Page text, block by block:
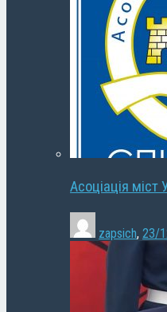
Асоціація міст
zapsich, 23/